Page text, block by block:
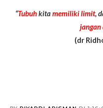
“Tubuhkitamemiliki limit,
jangan
(dr